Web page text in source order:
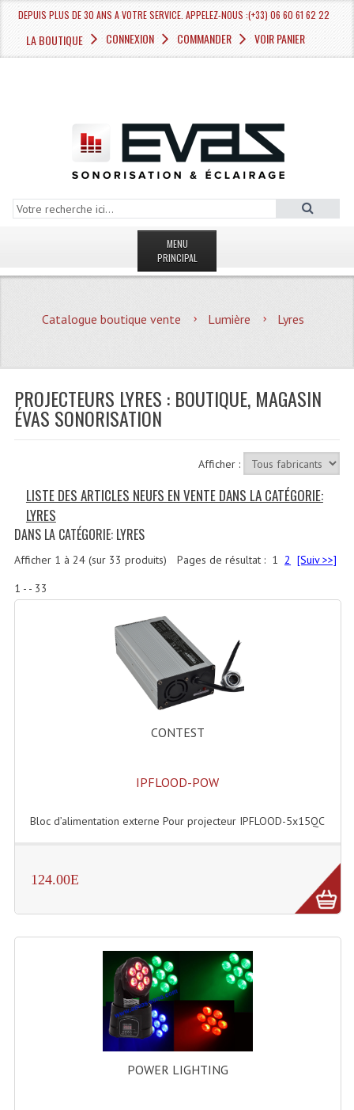
DEPUIS PLUS DE 30 ANS A VOTRE SERVICE. APPELEZ-NOUS :(+33) 06 60 61 62 22
LA BOUTIQUE CONNEXION COMMANDER VOIR PANIER
MENU
PRINCIPAL
MAGASIN
Plan Acces, Horaires.
CATÉGORIES
Sonorisation
Accessoires Pieds Cellules Diamants
Cellule (s)
Casques Stéréo
Compresseurs , Limiteurs , Noise Gate
Egaliseur Egaliseurs
Enceintes Et Caissons Basses
Catalogue boutique vente Lumière Lyres
PROJECTEURS LYRES : BOUTIQUE, MAGASIN
ÉVAS SONORISATION
Afficher :
LISTE DES ARTICLES NEUFS EN VENTE DANS LA CATÉGORIE:
LYRES
DANS LA CATÉGORIE: LYRES
Pages de résultat : 1 2 [Suiv >>]
Afficher 1 à 24(sur 33 produits)
1 - - 33
CONTEST
IPFLOOD-POW
Bloc d’alimentation externe Pour projecteur IPFLOOD-5x15QC
124.00E
POWER LIGHTING